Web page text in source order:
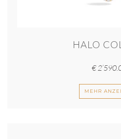
HALO
€
MEHR